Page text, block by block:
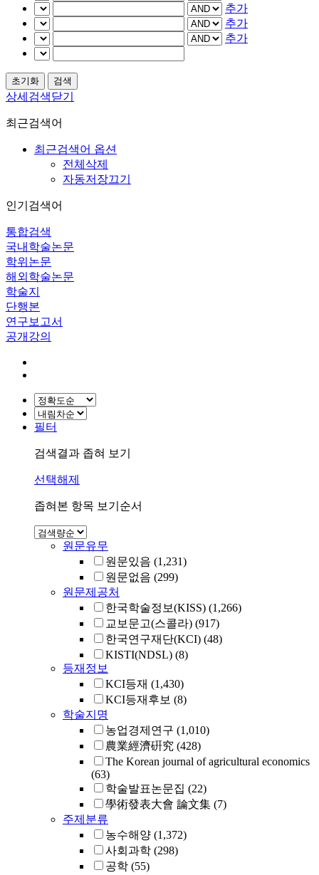
추가
추가
추가
상세검색닫기
최근검색어
최근검색어 옵션
전체삭제
자동저장끄기
인기검색어
통합검색
국내학술논문
학위논문
해외학술논문
학술지
단행본
연구보고서
공개강의
필터
검색결과 좁혀 보기
선택해제
좁혀본 항목 보기순서
원문유무
원문있음 (1,231)
원문없음 (299)
원문제공처
한국학술정보(KISS) (1,266)
교보문고(스콜라) (917)
한국연구재단(KCI) (48)
KISTI(NDSL) (8)
등재정보
KCI등재 (1,430)
KCI등재후보 (8)
학술지명
농업경제연구 (1,010)
農業經濟硏究 (428)
The Korean journal of agricultural economics
(63)
학술발표논문집 (22)
學術發表大會 論文集 (7)
주제분류
농수해양 (1,372)
사회과학 (298)
공학 (55)